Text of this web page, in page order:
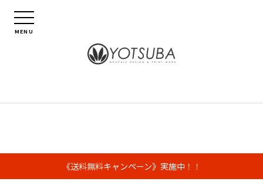
MENU
《送料無料キャンペーン》実施中！！